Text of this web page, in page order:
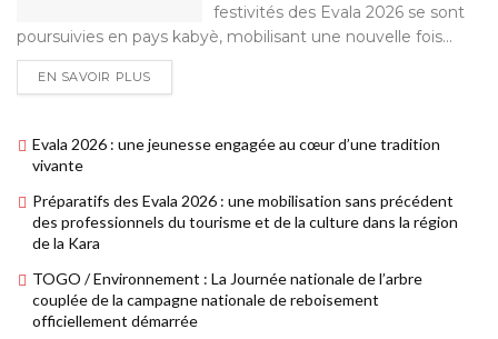
festivités des Evala 2026 se sont
poursuivies en pays kabyè, mobilisant une nouvelle fois...
EN SAVOIR PLUS
Evala 2026 : une jeunesse engagée au cœur d’une tradition
vivante
Préparatifs des Evala 2026 : une mobilisation sans précédent
des professionnels du tourisme et de la culture dans la région
de la Kara
TOGO / Environnement : La Journée nationale de l’arbre
couplée de la campagne nationale de reboisement
officiellement démarrée